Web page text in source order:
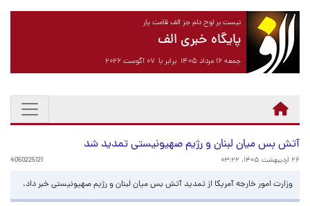
نیست بر لوح دلم جز الف قامت یار
پایگاه خبری الف
جمعه ۱۶ مرداد ۱۴۰۵ برابر با ۰۷ آگوست ۲۰۲۶
آتش بس میان لبنان و رژیم صهیونیستی تمدید شد
۲۶ اردیبهشت ۱۴۰۵، ۰۳:۲۲ 4050225121
وزارت امور خارجه آمریکا از تمدید آتش بس میان لبنان و رژیم صهیونیستی خبر داد.